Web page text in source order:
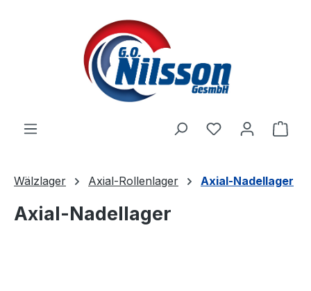
Zum Hauptinhalt springen
Wälzlager Axial-Rollenlager Axial-Nadellager
Axial-Nadellager